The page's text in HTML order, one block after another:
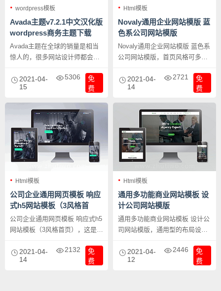
wordpress模板
Avada主题v7.2.1中文汉化版
wordpress商务主题下载
Avada主题在全球的销量是相当
惊人的，很多网站设计师都会用
子商务网站、网购平台、外贸网
站等等，Avada主题都能快速的
用任何编程知识就可以完成！
2021-04-
15
5306
免
费
Html模板
Novaly通用企业网站模版 蓝
色系公司网站模版
Novaly通用企业网站模版 蓝色系
公司网站模版，首页风格可多种
模版适合大多数的公司企业网
站。
2021-04-
14
2721
免
费
Html模板
公司企业通用网页模板 响应
式h5网站模板（3风格首
页）
公司企业通用网页模板 响应式h5
网站模板（3风格首页），这是一
模板，内含3个不同的首页风格，
每一个风格均大气宏大，让你的
2021-04-
14
2132
免
费
Html模板
通用多功能商业网站模板 设
计公司网站模版
通用多功能商业网站模板 设计公
司网站模版，通用型的布局设
的企业网站中，结构合理SEO优
化友好。
2021-04-
12
2446
免
费